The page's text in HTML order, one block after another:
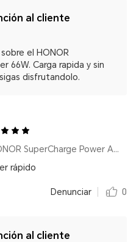
al cliente
el HONOR
66W. Carga rapida y sin
disfrutandolo.
Por HONOR SuperCharge Power Adapter (Max 66W) White
rápido
Denunciar 0
al cliente